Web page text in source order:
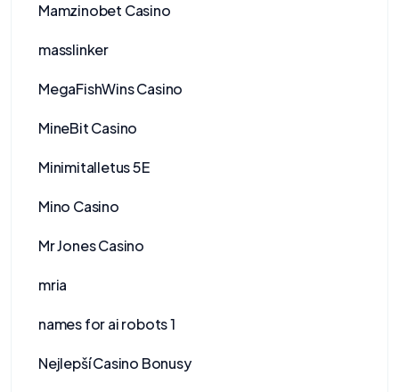
Mamzinobet Casino
masslinker
MegaFishWins Casino
MineBit Casino
Minimitalletus 5E
Mino Casino
Mr Jones Casino
mria
names for ai robots 1
Nejlepší Casino Bonusy